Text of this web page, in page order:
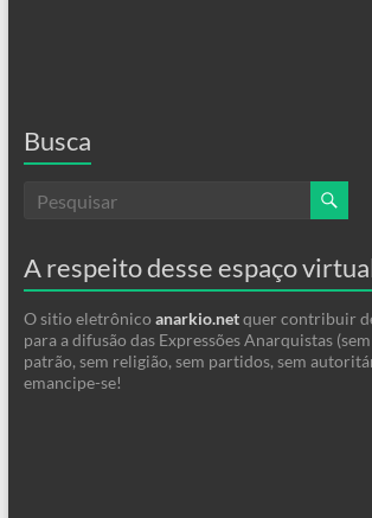
Busca
A respeito desse espaço
O sitio eletrônico anarkio.netquer contribuir
para a difusão das Expressões Anarquistas
patrão, sem religião, sem partidos, sem
emancipe-se!